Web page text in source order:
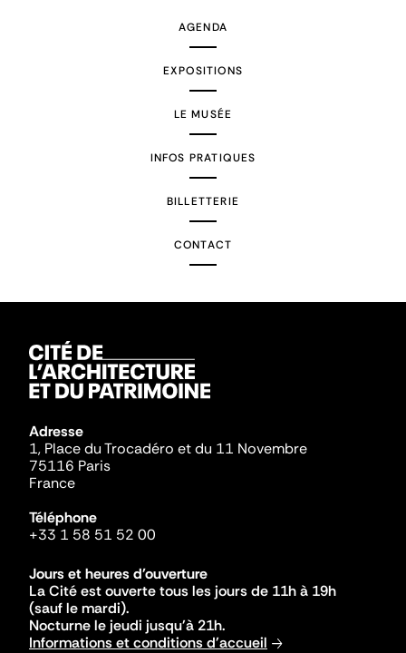
AGENDA
EXPOSITIONS
LE MUSÉE
INFOS PRATIQUES
BILLETTERIE
CONTACT
Adresse
1, Place du Trocadéro et du 11 Novembre
75116 Paris
France
Téléphone
+33 1 58 51 52 00
Jours et heures d'ouverture
La Cité est ouverte tous les jours de 11h à 19h
(sauf le mardi).
Nocturne le jeudi jusqu'à 21h.
Informations et conditions d'accueil